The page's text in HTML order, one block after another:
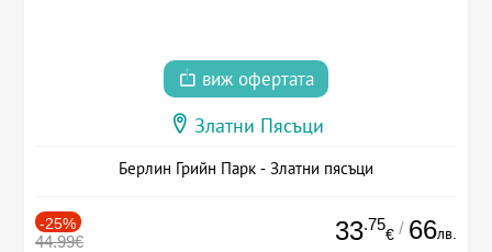
виж офертата
Златни Пясъци
Берлин Грийн Парк - Златни пясъци
-25%
44.99€ 33.75
€ / 66лв.